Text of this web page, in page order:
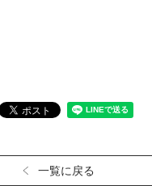
一覧に戻る